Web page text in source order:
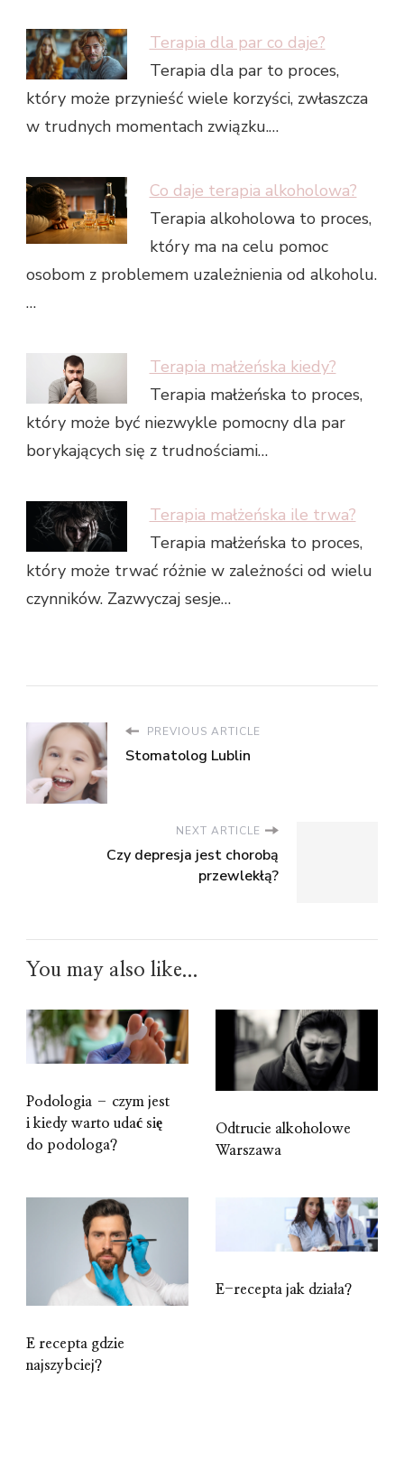
Terapia dla par co daje?
Terapia dla par to proces,
który może przynieść wiele korzyści, zwłaszcza
w trudnych momentach związku.…
Co daje terapia alkoholowa?
Terapia alkoholowa to proces,
który ma na celu pomoc
osobom z problemem uzależnienia od alkoholu.
…
Terapia małżeńska kiedy?
Terapia małżeńska to proces,
który może być niezwykle pomocny dla par
borykających się z trudnościami…
Terapia małżeńska ile trwa?
Terapia małżeńska to proces,
który może trwać różnie w zależności od wielu
czynników. Zazwyczaj sesje…
PREVIOUS ARTICLE
Stomatolog Lublin
NEXT ARTICLE
Czy depresja jest chorobą
przewlekłą?
You may also like...
Podologia – czym jest
i kiedy warto udać się
do podologa?
Odtrucie alkoholowe
Warszawa
E recepta gdzie
najszybciej?
E-recepta jak działa?